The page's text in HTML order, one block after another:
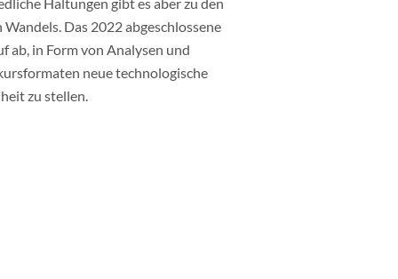
Das 2022 abgeschlossene
ab, in Form von Analysen und
neue technologische
zu stellen.